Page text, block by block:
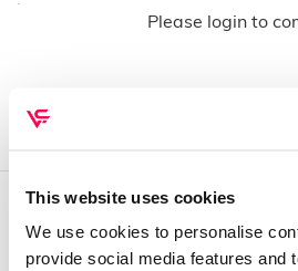
This website uses cookies
We use cookies to personalise
provide social media features and
Please login to
QUEM SOMOS